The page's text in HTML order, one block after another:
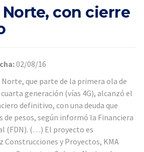
con cierre
02/08/16
que parte de la primera ola de
generación (vías 4G), alcanzó el
definitivo, con una deuda que
de pesos, según informó la Financiera
(FDN). (…) El proyecto es
y Proyectos, KMA